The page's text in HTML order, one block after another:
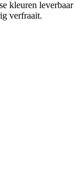
kleuren leverbaar
verfraait.